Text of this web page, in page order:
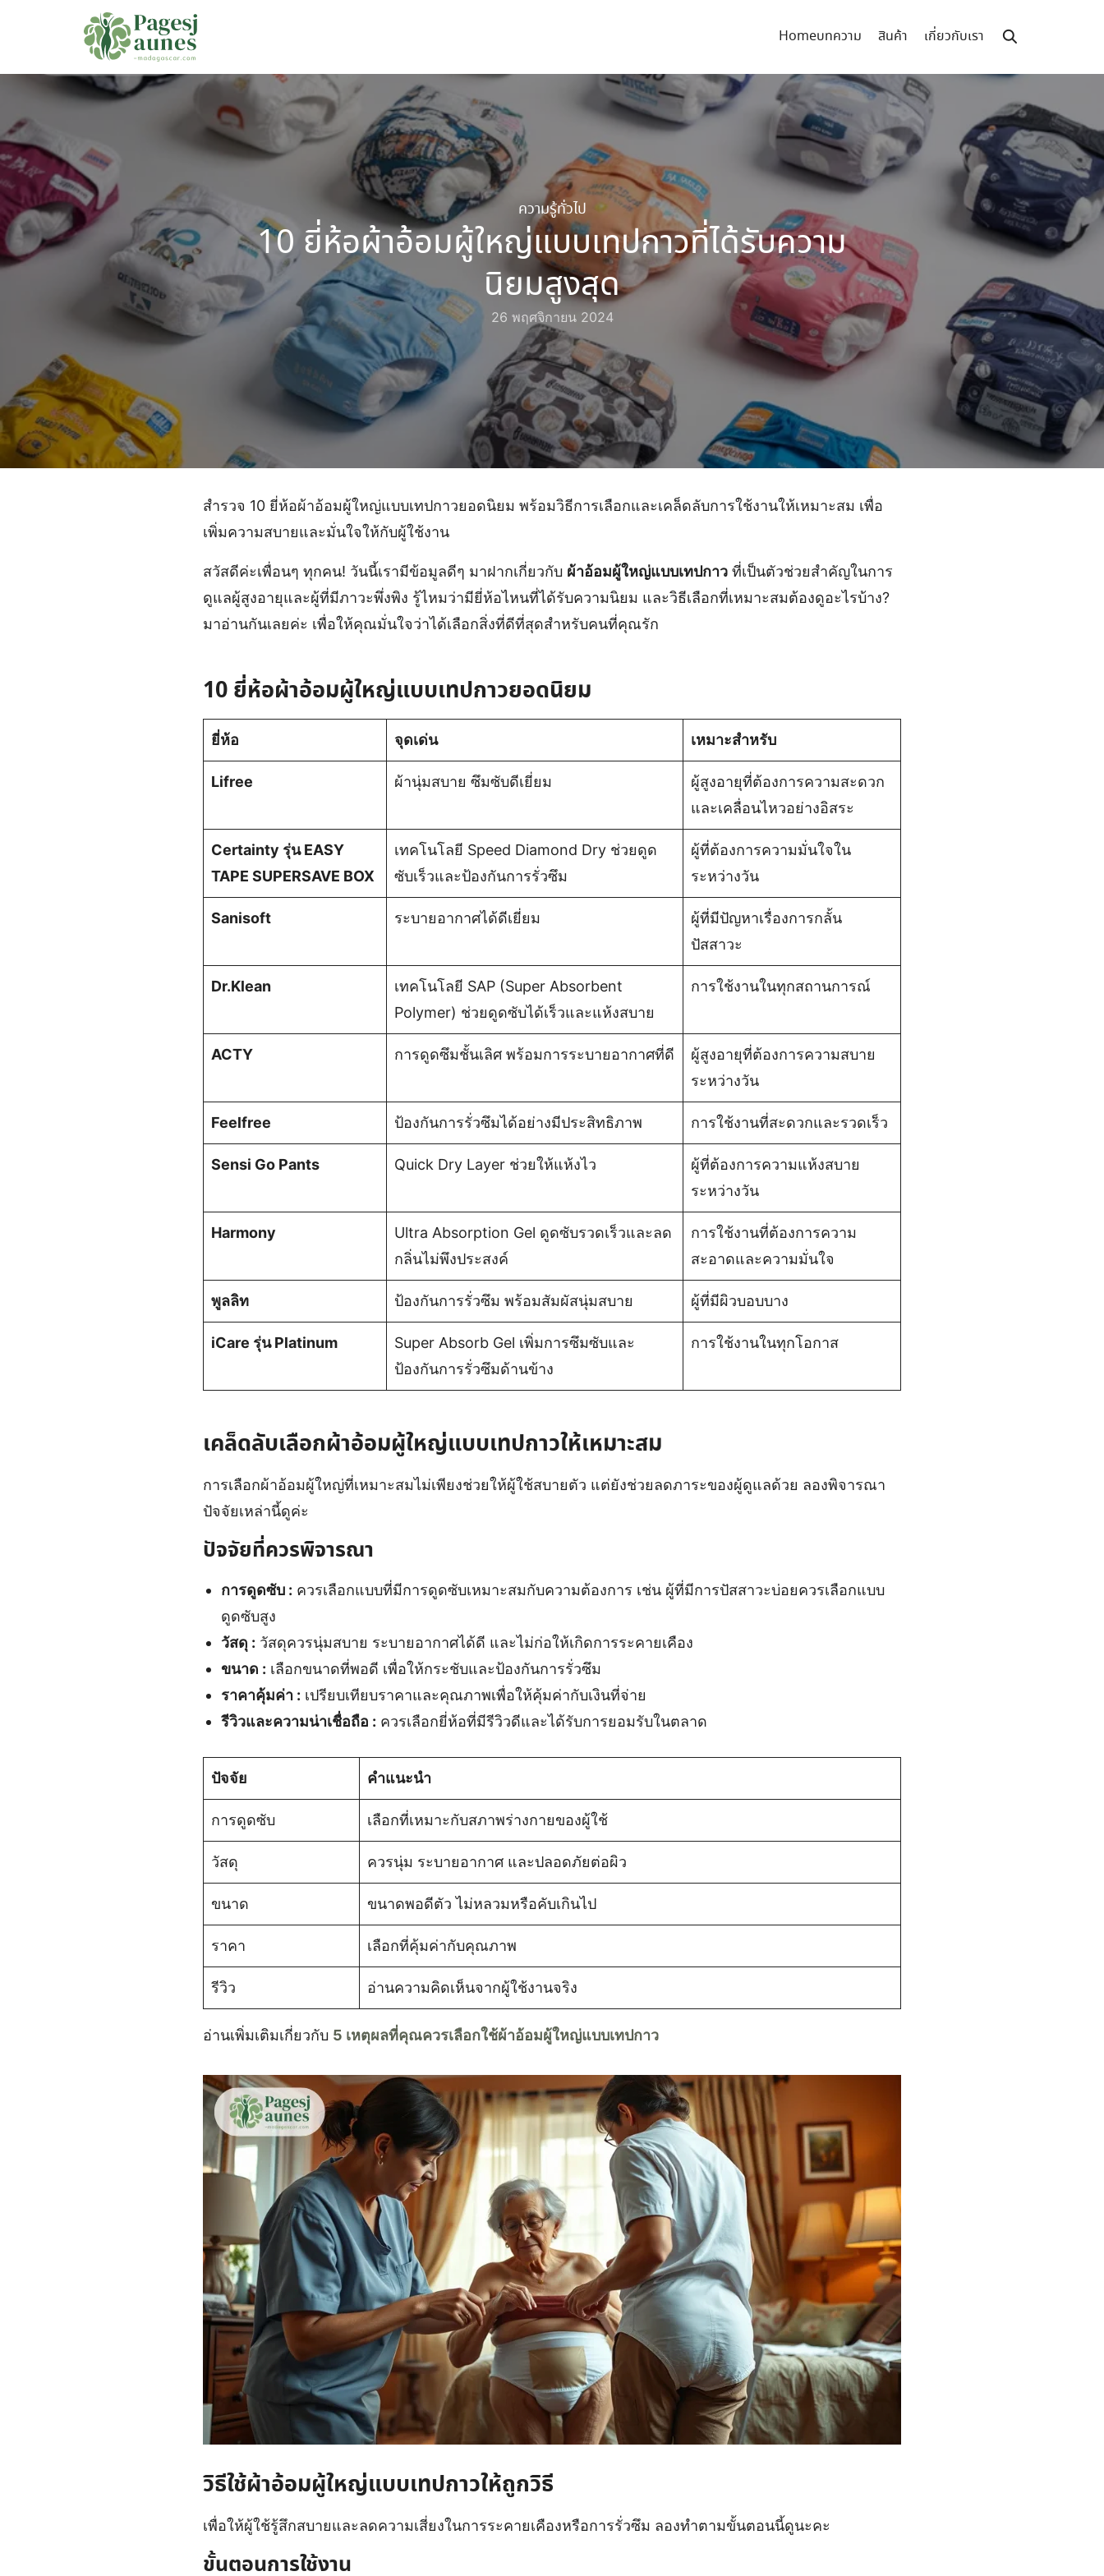
Homeบทความ สินค้า เกี่ยวกับเรา
for:
ความรู้ทั่วไป
10 ยี่ห้อผ้าอ้อมผู้ใหญ่แบบเทปกาวที่ได้รับความ
นิยมสูงสุด
26 พฤศจิกายน 2024
สำรวจ 10 ยี่ห้อผ้าอ้อมผู้ใหญ่แบบเทปกาวยอดนิยม พร้อมวิธีการเลือกและเคล็ดลับการใช้งานให้เหมาะสม เพื่อ
เพิ่มความสบายและมั่นใจให้กับผู้ใช้งาน
สวัสดีค่ะเพื่อนๆ ทุกคน! วันนี้เรามีข้อมูลดีๆ มาฝากเกี่ยวกับ ผ้าอ้อมผู้ใหญ่แบบเทปกาว ที่เป็นตัวช่วยสำคัญในการ
ดูแลผู้สูงอายุและผู้ที่มีภาวะพึ่งพิง รู้ไหมว่ามียี่ห้อไหนที่ได้รับความนิยม และวิธีเลือกที่เหมาะสมต้องดูอะไรบ้าง?
มาอ่านกันเลยค่ะ เพื่อให้คุณมั่นใจว่าได้เลือกสิ่งที่ดีที่สุดสำหรับคนที่คุณรัก
10 ยี่ห้อผ้าอ้อมผู้ใหญ่แบบเทปกาวยอดนิยม
ยี่ห้อ จุดเด่น เหมาะสำหรับ
Lifree ผ้านุ่มสบาย ซึมซับดีเยี่ยม
ผู้สูงอายุที่ต้องการความสะดวก
และเคลื่อนไหวอย่างอิสระ
Certainty รุ่น EASY
TAPE SUPERSAVE BOX
เทคโนโลยี Speed Diamond Dry ช่วยดูด
ซับเร็วและป้องกันการรั่วซึม
ผู้ที่ต้องการความมั่นใจใน
ระหว่างวัน
Sanisoft ระบายอากาศได้ดีเยี่ยม
ผู้ที่มีปัญหาเรื่องการกลั้น
ปัสสาวะ
Dr.Klean
เทคโนโลยี SAP (Super Absorbent
Polymer) ช่วยดูดซับได้เร็วและแห้งสบาย
การใช้งานในทุกสถานการณ์
ACTY การดูดซึมชั้นเลิศ พร้อมการระบายอากาศที่ดี
ผู้สูงอายุที่ต้องการความสบาย
ระหว่างวัน
Feelfree ป้องกันการรั่วซึมได้อย่างมีประสิทธิภาพ การใช้งานที่สะดวกและรวดเร็ว
Sensi Go Pants Quick Dry Layer ช่วยให้แห้งไว
ผู้ที่ต้องการความแห้งสบาย
ระหว่างวัน
Harmony
Ultra Absorption Gel ดูดซับรวดเร็วและลด
กลิ่นไม่พึงประสงค์
การใช้งานที่ต้องการความ
สะอาดและความมั่นใจ
พูลลิท ป้องกันการรั่วซึม พร้อมสัมผัสนุ่มสบาย ผู้ที่มีผิวบอบบาง
iCare รุ่น Platinum
Super Absorb Gel เพิ่มการซึมซับและ
ป้องกันการรั่วซึมด้านข้าง
การใช้งานในทุกโอกาส
เคล็ดลับเลือกผ้าอ้อมผู้ใหญ่แบบเทปกาวให้เหมาะสม
การเลือกผ้าอ้อมผู้ใหญ่ที่เหมาะสมไม่เพียงช่วยให้ผู้ใช้สบายตัว แต่ยังช่วยลดภาระของผู้ดูแลด้วย ลองพิจารณา
ปัจจัยเหล่านี้ดูค่ะ
ปัจจัยที่ควรพิจารณา
การดูดซับ : ควรเลือกแบบที่มีการดูดซับเหมาะสมกับความต้องการ เช่น ผู้ที่มีการปัสสาวะบ่อยควรเลือกแบบ
ดูดซับสูง
วัสดุ : วัสดุควรนุ่มสบาย ระบายอากาศได้ดี และไม่ก่อให้เกิดการระคายเคือง
ขนาด : เลือกขนาดที่พอดี เพื่อให้กระชับและป้องกันการรั่วซึม
ราคาคุ้มค่า : เปรียบเทียบราคาและคุณภาพเพื่อให้คุ้มค่ากับเงินที่จ่าย
รีวิวและความน่าเชื่อถือ : ควรเลือกยี่ห้อที่มีรีวิวดีและได้รับการยอมรับในตลาด
ปัจจัย คำแนะนำ
การดูดซับ เลือกที่เหมาะกับสภาพร่างกายของผู้ใช้
วัสดุ ควรนุ่ม ระบายอากาศ และปลอดภัยต่อผิว
ขนาด ขนาดพอดีตัว ไม่หลวมหรือคับเกินไป
ราคา เลือกที่คุ้มค่ากับคุณภาพ
รีวิว อ่านความคิดเห็นจากผู้ใช้งานจริง
อ่านเพิ่มเติมเกี่ยวกับ 5 เหตุผลที่คุณควรเลือกใช้ผ้าอ้อมผู้ใหญ่แบบเทปกาว
วิธีใช้ผ้าอ้อมผู้ใหญ่แบบเทปกาวให้ถูกวิธี
เพื่อให้ผู้ใช้รู้สึกสบายและลดความเสี่ยงในการระคายเคืองหรือการรั่วซึม ลองทำตามขั้นตอนนี้ดูนะคะ
ขั้นตอนการใช้งาน